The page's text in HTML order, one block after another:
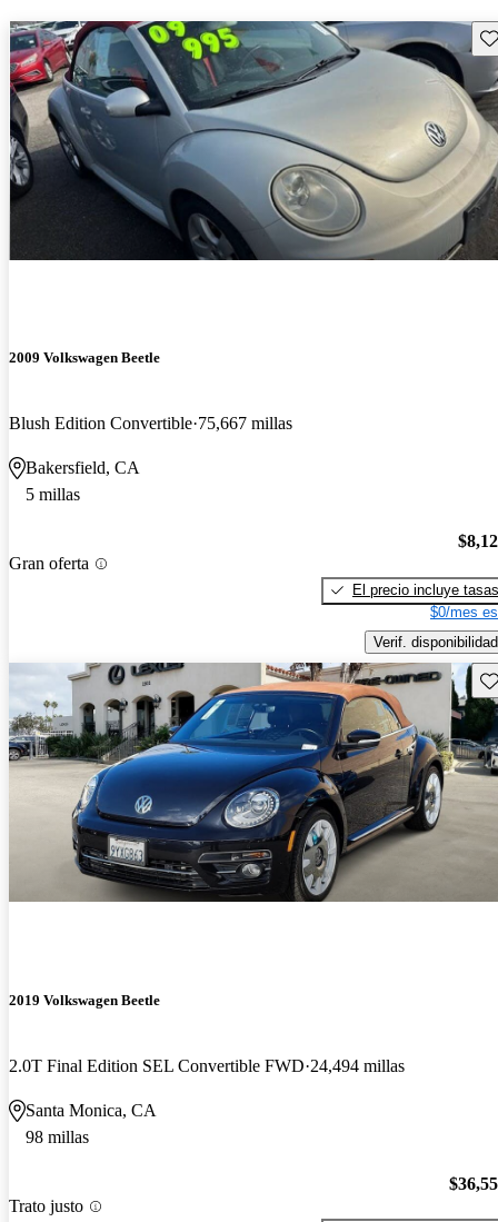
2009 Volkswagen Beetle
Blush Edition Convertible 75,667 millas
Bakersfield, CA
5 millas
Gran oferta
El precio incluye tasas
$0/mes
Verif. disponibilidad
2019 Volkswagen Beetle
2.0T Final Edition SEL Convertible FWD 24,494 millas
Santa Monica, CA
98 millas
Trato justo